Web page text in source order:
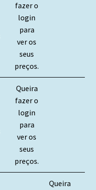
fazer o
login
para
ver os
seus
preços.
Queira
fazer o
login
para
ver os
seus
preços.
Queira